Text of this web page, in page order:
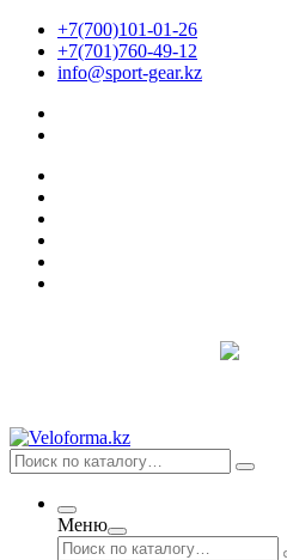
+7(700)101-01-26
+7(701)760-49-12
info@sport-gear.kz
Меню